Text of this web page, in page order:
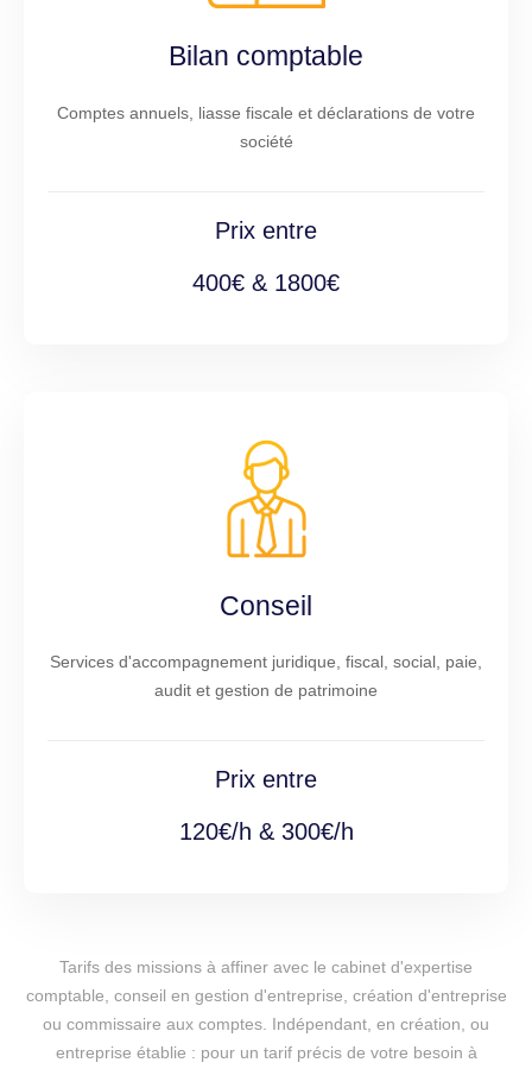
Bilan comptable
Comptes annuels, liasse fiscale et déclarations de votre
société
Prix entre
400€ & 1800€
Conseil
Services d'accompagnement juridique, fiscal, social, paie,
audit et gestion de patrimoine
Prix entre
120€/h & 300€/h
Tarifs des missions à affiner avec le cabinet d'expertise
comptable, conseil en gestion d'entreprise, création d'entreprise
ou commissaire aux comptes. Indépendant, en création, ou
entreprise établie : pour un tarif précis de votre besoin à